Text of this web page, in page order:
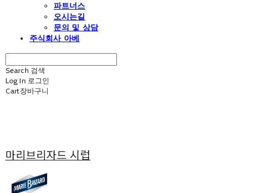
파트너스
오시는길
문의 및 상담
주식회사 아베
Search 검색
Log In 로그인
Cart장바구니
마리브리자드 시럽